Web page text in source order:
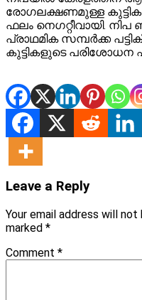
രോഗലക്ഷണമുള്ള
ഫലം നെഗറ്റീവായി.
പ്രാഥമിക സമ്പർക്ക
കുട്ടികളുടെ പരിശോധന
Leave a Reply
Your email address will not
marked *
Comment *